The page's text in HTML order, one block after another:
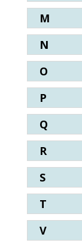
M
N
O
P
Q
R
S
T
V